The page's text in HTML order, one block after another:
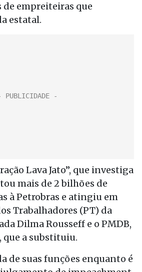
de empreiteiras que
estatal.
Lava Jato”, que investiga
mais de 2 bilhões de
à Petrobras e atingiu em
Trabalhadores (PT) da
Dilma Rousseff e o PMDB,
que a substituiu.
de suas funções enquanto é